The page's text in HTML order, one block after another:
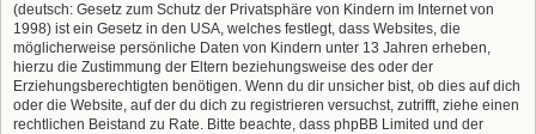
(deutsch: Gesetz zum Schutz der Privatsphäre von Kindern im Internet von
1998) ist ein Gesetz in den USA, welches festlegt, dass Websites, die
möglicherweise persönliche Daten von Kindern unter 13 Jahren erheben,
hierzu die Zustimmung der Eltern beziehungsweise des oder der
Erziehungsberechtigten benötigen. Wenn du dir unsicher bist, ob dies auf dich
oder die Website, auf der du dich zu registrieren versuchst, zutrifft, ziehe einen
rechtlichen Beistand zu Rate. Bitte beachte, dass phpBB Limited und der